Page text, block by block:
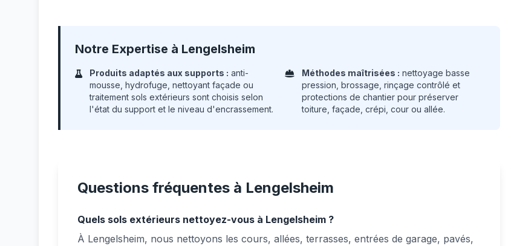
Notre Expertise à Lengelsheim
Produits adaptés aux supports : anti-
mousse, hydrofuge, nettoyant façade ou
traitement sols extérieurs sont choisis selon
l'état du support et le niveau d'encrassement.
Méthodes maîtrisées : nettoyage basse
pression, brossage, rinçage contrôlé et
protections de chantier pour préserver
toiture, façade, crépi, cour ou allée.
Questions fréquentes à Lengelsheim
Quels sols extérieurs nettoyez-vous à Lengelsheim ?
À Lengelsheim, nous nettoyons les cours, allées, terrasses, entrées de garage, pavés,